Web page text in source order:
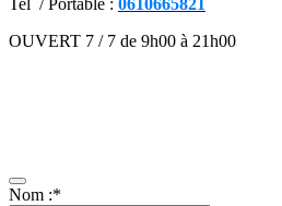
Tel / Portable : 0610665821
OUVERT 7 / 7 de 9h00 à 21h00
Nom :*